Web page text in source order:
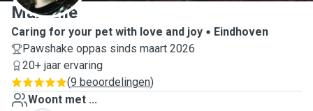
Marcelle
Caring for your pet with love and joy
Eindhoven
Pawshake oppas sinds maart 2026
20+ jaar ervaring
(9 beoordelingen)
Woont met ...